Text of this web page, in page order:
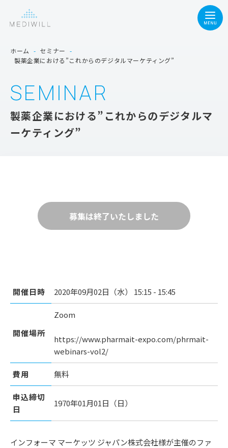
ホーム - セミナー -
製薬企業における”これからのデジタルマーケティング”
SEMINAR
製薬企業における”これからのデジタルマ
ーケティング”
募集は終了いたしました
開催日時 2020年09月02日（水） 15:15 - 15:45
開催場所
Zoom
https://www.pharmait-expo.com/phrmait-
webinars-vol2/
費用 無料
申込締切
日
1970年01月01日（日）
インフォーマ マーケッツ ジャパン株式会社様が主催のファ